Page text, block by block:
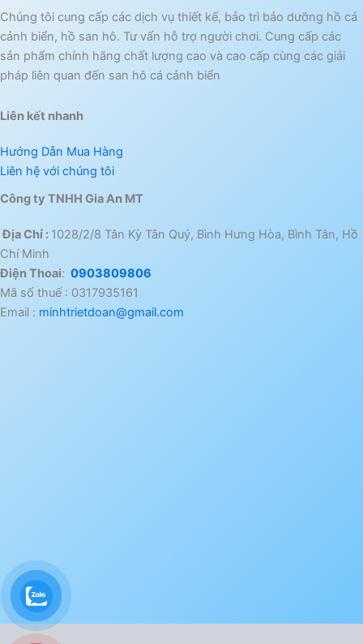
Chúng tôi cung cấp các dịch vụ thiết kế, bảo trì bảo dưỡng hồ cá
cảnh biển, hồ san hô. Tư vấn hỗ trợ người chơi. Cung cấp các
sản phẩm chính hãng chất lượng cao và cao cấp cùng các giải
pháp liên quan đến san hô cá cảnh biển
Liên kết nhanh
Hướng Dẫn Mua Hàng
Liên hệ với chúng tôi
Công ty TNHH Gia An MT
Địa Chỉ : 1028/2/8 Tân Kỳ Tân Quý, Bình Hưng Hòa, Bình Tân, Hồ
Chí Minh
Điện Thoai: 0903809806
Mã số thuế : 0317935161
Email : minhtrietdoan@gmail.com